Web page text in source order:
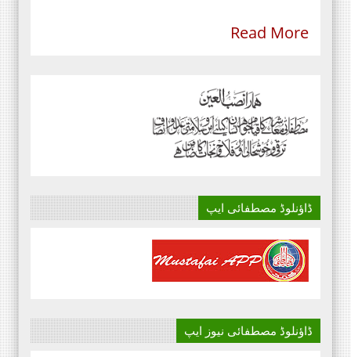
Read More
ڈاؤنلوڈ مصطفائی ایپ
ڈاؤنلوڈ مصطفائی نیوز ایپ